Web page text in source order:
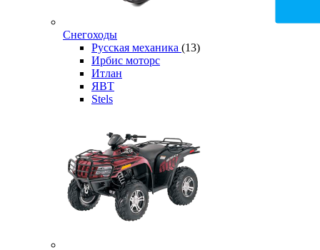
Снегоходы
Русская механика (13)
Ирбис моторс
Итлан
ЯВТ
Stels